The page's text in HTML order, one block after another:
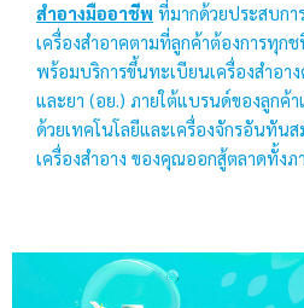
สำอางมืออาชีพ ที่มากด้วยประสบกา
เครื่องสำอาคตามที่ลูกค้าต้องการทุก
พร้อมบริการขึ้นทะเบียนเครื่องสำอา
และยา (อย.) ภายใต้แบรนด์ของลูกค้า
ด้วยเทคโนโลยีและเครื่องจักรอันทั
เครื่องสำอาง ของคุณออกสู้ตลาดทั้งภ